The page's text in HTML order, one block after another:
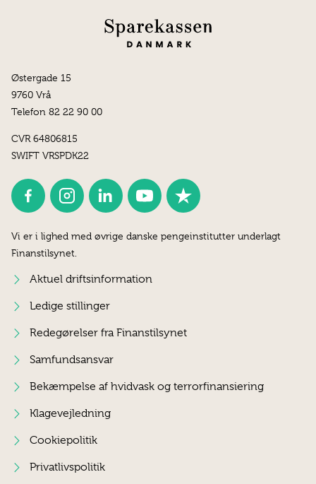
Østergade 15
9760 Vrå
Telefon 82 22 90 00
CVR 64806815
SWIFT VRSPDK22
Vi er i lighed med øvrige danske pengeinstitutter underlagt
Finanstilsynet.
Aktuel driftsinformation
Ledige stillinger
Redegørelser fra Finanstilsynet
Samfundsansvar
Bekæmpelse af hvidvask og terrorfinansiering
Klagevejledning
Cookiepolitik
Privatlivspolitik